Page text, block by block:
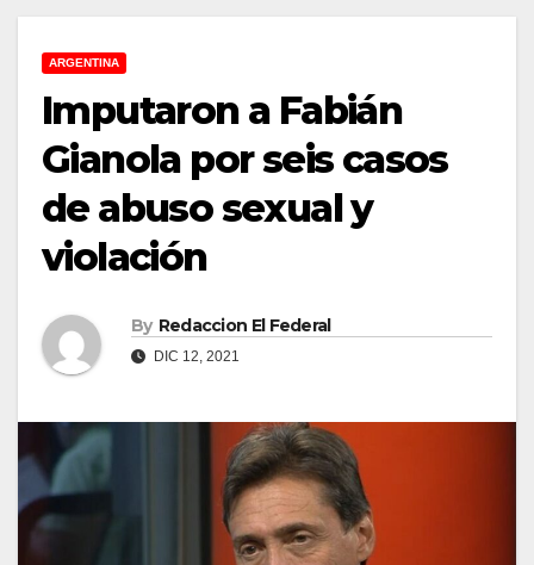
ARGENTINA
Imputaron a Fabián
Gianola por seis casos
de abuso sexual y
violación
By Redaccion El Federal
DIC 12, 2021